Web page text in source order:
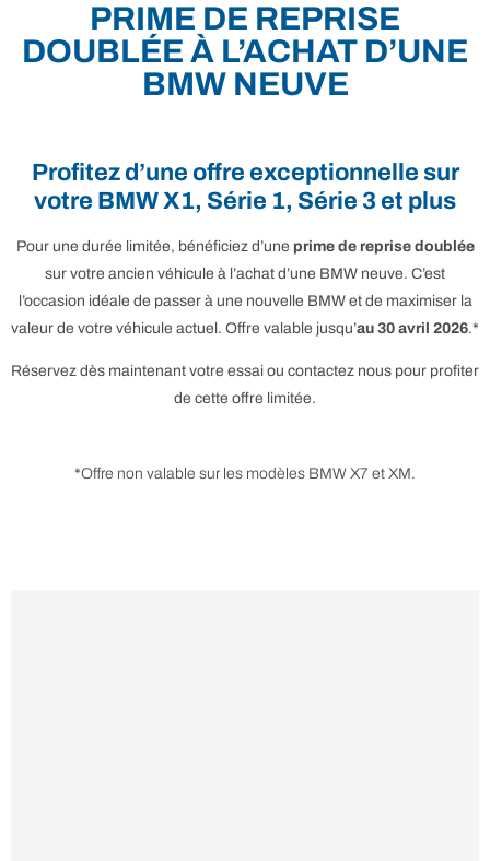
PRIME DE REPRISE
DOUBLÉE À L’ACHAT D’UNE
BMW NEUVE
Profitez d’une offre exceptionnelle sur
votre BMW X1, Série 1, Série 3 et plus
Pour une durée limitée, bénéficiez d’une prime de reprise doublée
sur votre ancien véhicule à l’achat d’une BMW neuve. C’est
l’occasion idéale de passer à une nouvelle BMW et de maximiser la
valeur de votre véhicule actuel. Offre valable jusqu’au 30 avril 2026.*
Réservez dès maintenant votre essai ou contactez nous pour profiter
de cette offre limitée.
*Offre non valable sur les modèles BMW X7 et XM.